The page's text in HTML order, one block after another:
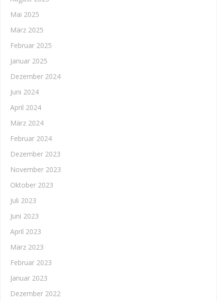
Mai 2025
März 2025
Februar 2025
Januar 2025
Dezember 2024
Juni 2024
April 2024
März 2024
Februar 2024
Dezember 2023
November 2023
Oktober 2023
Juli 2023
Juni 2023
April 2023
März 2023
Februar 2023
Januar 2023
Dezember 2022